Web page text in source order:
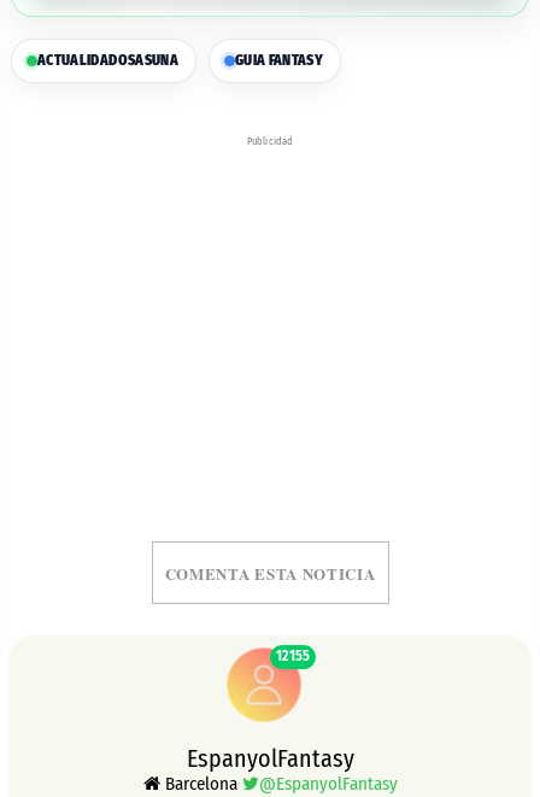
ACTUALIDADOSASUNA GUIA FANTASY
Publicidad
COMENTA ESTA NOTICIA
12155
EspanyolFantasy
Barcelona @EspanyolFantasy